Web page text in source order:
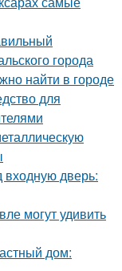
города
найти в городе
для
дверь:
могут удивить
дом: